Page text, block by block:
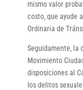
mismo valor
costo, que ayude
Ordinaria de
Seguidamente, la
Movimiento
disposiciones al
los delitos